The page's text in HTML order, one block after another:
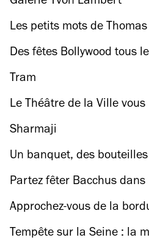
Les petits mots de
galerie dans une expo
Des fêtes Bollywood tous
musée du Quai Branly
Tram
Le Théâtre de la Ville
avec Thomas Bangalter et
Sharmaji
Un banquet, des
grosse soirée sur la Seine
Partez fêter Bacchus
féérique du Grand Paris
Approchez-vous de la
Paris-Bruxelles à petits
Tempête sur la Seine : la